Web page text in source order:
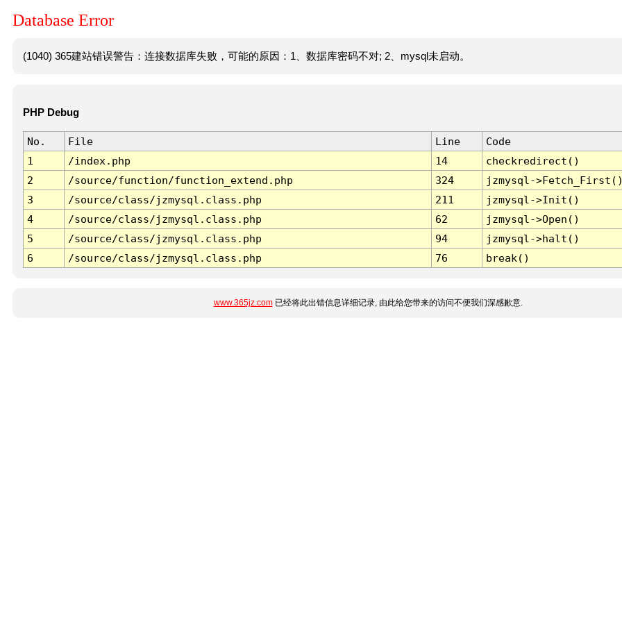
Database Error
(1040) 365建站错误警告：连接数据库失败，可能的原因：1、数据库密码不对; 2、mysql未启动。
PHP Debug
No. File Line
Code
1
/index.php 14
checkredirect()
2
/source/function/function_extend.php 324
jzmysql-
3
/source/class/jzmysql.class.php 211
jzmysql->Init()
4
/source/class/jzmysql.class.php 62
jzmysql->Open()
5
/source/class/jzmysql.class.php 94
jzmysql->halt()
6
/source/class/jzmysql.class.php 76 break()
www.365jz.com已经将此出错信息详细记录, 由此给您带来的访问不便我们深感歉意.